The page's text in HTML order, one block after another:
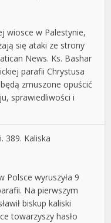
wiosce w Palestynie,
się ataki ze strony
News. Ks. Bashar
parafii Chrystusa
zmuszone opuścić
sprawiedliwości i
389. Kaliska
Polsce wyruszyła 9
Na pierwszym
biskup kaliski
towarzyszy hasło